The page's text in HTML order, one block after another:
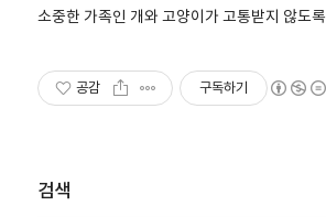
소중한 가족인 개와 고양이가 고통받지 않도
공감 구독하기
검색